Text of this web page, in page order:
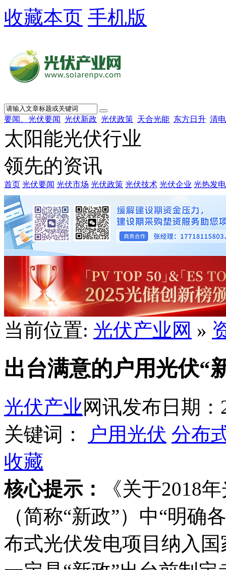
收藏本页 手机版
要闻、光伏要闻 光伏新政 光伏政策 天合光能 东方日升 清
太阳能光伏行业
领先的资讯
首页 光伏要闻 光伏市场 光伏政策 光伏技术 光伏企业 光热发电
当前位置: 光伏产业网 »
出台满意的户用光伏“
光伏产业网讯发布日期：
关键词：
户用光伏 分布
收藏
核心提示：
《关于2018
（简称“新政”）中“明确
布式光伏发电项目纳入